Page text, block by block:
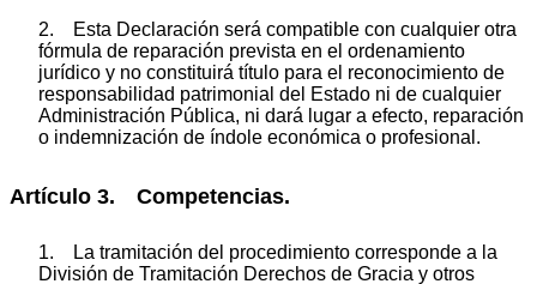
2. Esta Declaración será compatible con cualquier otra
fórmula de reparación prevista en el ordenamiento
jurídico y no constituirá título para el reconocimiento de
responsabilidad patrimonial del Estado ni de cualquier
Administración Pública, ni dará lugar a efecto, reparación
o indemnización de índole económica o profesional.
Artículo 3. Competencias.
1. La tramitación del procedimiento corresponde a la
División de Tramitación Derechos de Gracia y otros